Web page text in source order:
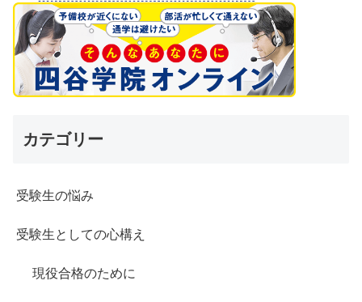
カテゴリー
受験生の悩み
受験生としての心構え
現役合格のために